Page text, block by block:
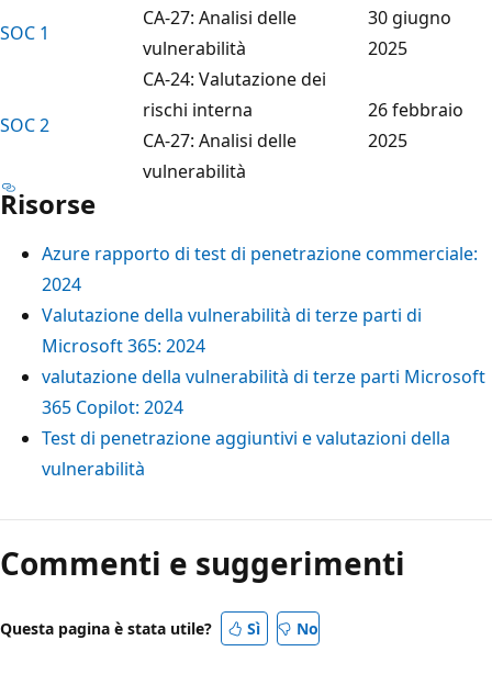
SOC 1
CA-27: Analisi delle
vulnerabilità
30 giugno
2025
SOC 2
CA-24: Valutazione dei
rischi interna
CA-27: Analisi delle
vulnerabilità
26 febbraio
2025
Risorse
Azure rapporto di test di penetrazione commerciale:
2024
Valutazione della vulnerabilità di terze parti di
Microsoft 365: 2024
valutazione della vulnerabilità di terze parti Microsoft
365 Copilot: 2024
Test di penetrazione aggiuntivi e valutazioni della
vulnerabilità
Commenti e suggerimenti
Questa pagina è stata utile? Sì No